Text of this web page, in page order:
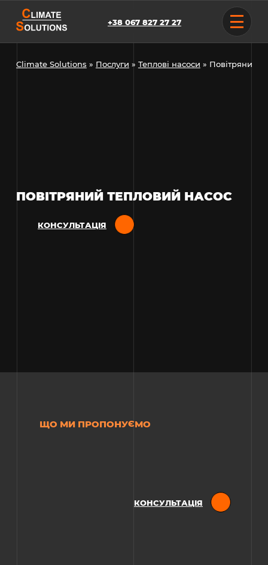
content
+38 067 827 27 27
Climate Solutions » Послуги » Теплові насоси » Повітряний
ПОВІТРЯНИЙ ТЕПЛОВИЙ НАСОС
КОНСУЛЬТАЦІЯ
ЩО МИ ПРОПОНУЄМО
КОНСУЛЬТАЦІЯ